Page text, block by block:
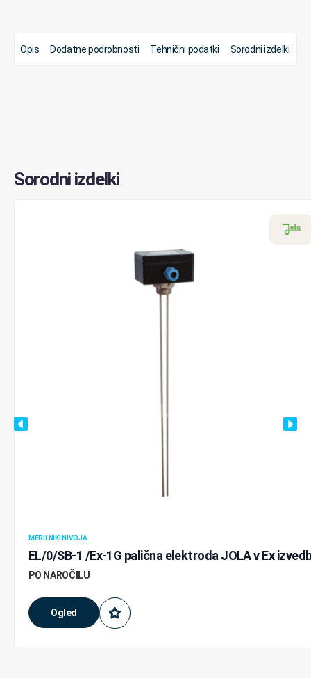
Opis Dodatne podrobnosti Tehnični podatki Sorodni izdelki
Sorodni izdelki
MERILNIKI NIVOJA
EL/0/SB-1 /Ex-1G palična elektroda JOLA v Ex
Ogled
PO NAROČILU